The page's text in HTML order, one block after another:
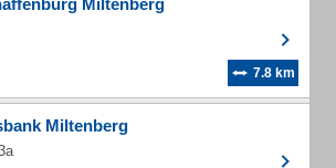
Miltenberg
7.8 km
Miltenberg